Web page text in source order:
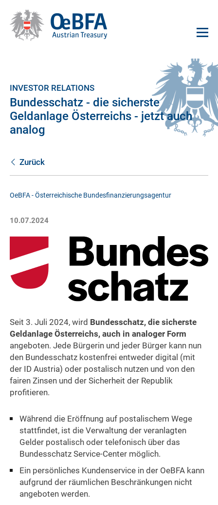
INVESTOR RELATIONS
Bundesschatz - die sicherste
Geldanlage Österreichs - jetzt auch
analog
Zurück
OeBFA - Österreichische Bundesfinanzierungsagentur
10.07.2024
Seit 3. Juli 2024, wird Bundesschatz, die sicherste
Geldanlage Österreichs, auch in analoger Form
angeboten. Jede Bürgerin und jeder Bürger kann nun
den Bundesschatz kostenfrei entweder digital (mit
der ID Austria) oder postalisch nutzen und von den
fairen Zinsen und der Sicherheit der Republik
profitieren.
Während die Eröffnung auf postalischem Wege
stattfindet, ist die Verwaltung der veranlagten
Gelder postalisch oder telefonisch über das
Bundesschatz Service-Center möglich.
Ein persönliches Kundenservice in der OeBFA kann
aufgrund der räumlichen Beschränkungen nicht
angeboten werden.